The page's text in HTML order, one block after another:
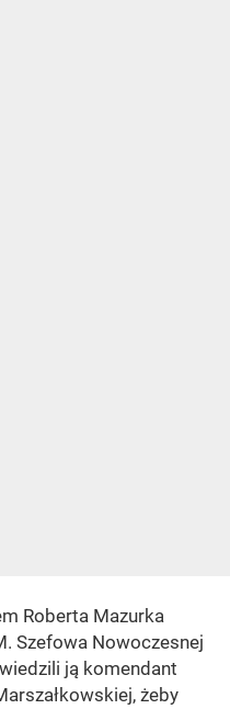
Roberta Mazurka
Szefowa Nowoczesnej
ją komendant
żeby